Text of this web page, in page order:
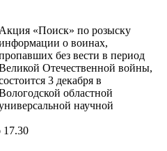
«Поиск» по розыску
о воинах,
без вести в период
Отечественной войны,
3 декабря в
областной
научной
17.30